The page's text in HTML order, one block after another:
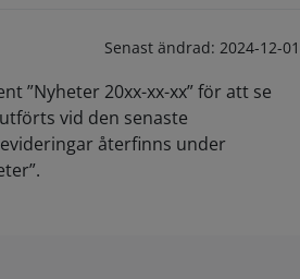
Senast ändrad: 2024-12-01
”Nyheter 20xx-xx-xx” för att se
vid den senaste
återfinns under